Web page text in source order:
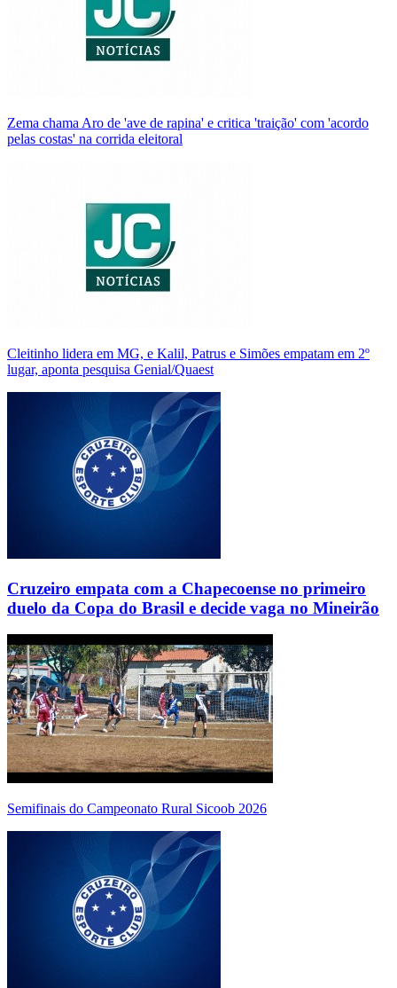
Zema chama Aro de 'ave de rapina' e critica 'traição' com 'acordo
pelas costas' na corrida eleitoral
Cleitinho lidera em MG, e Kalil, Patrus e Simões empatam em 2º
lugar, aponta pesquisa Genial/Quaest
Cruzeiro empata com a Chapecoense no primeiro
duelo da Copa do Brasil e decide vaga no Mineirão
Semifinais do Campeonato Rural Sicoob 2026